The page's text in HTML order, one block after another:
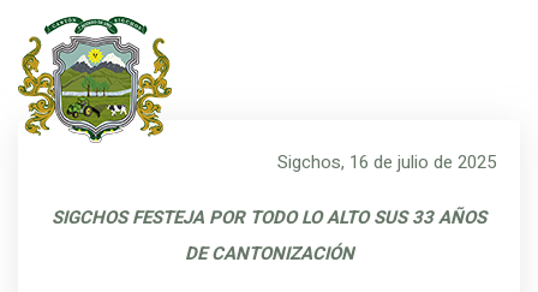
Sigchos, 16 de julio de 2025
SIGCHOS FESTEJA POR TODO LO ALTO SUS 33 AÑOS
DE CANTONIZACIÓN